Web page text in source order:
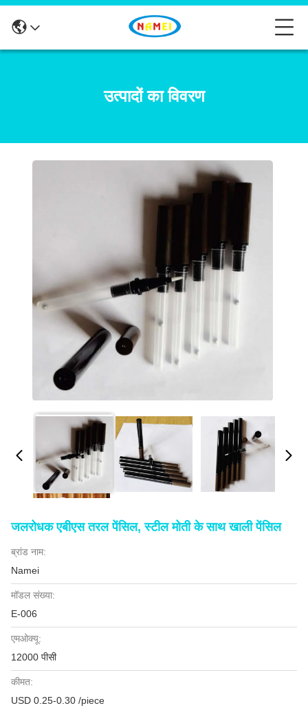
उत्पादों का विवरण
जलरोधक एबीएस तरल पेंसिल, स्टील मोती के साथ खाली पेंसिल
ब्रांड नाम:
Namei
मॉडल संख्या:
E-006
एमओक्यू:
12000 पीसी
कीमत:
USD 0.25-0.30 /piece